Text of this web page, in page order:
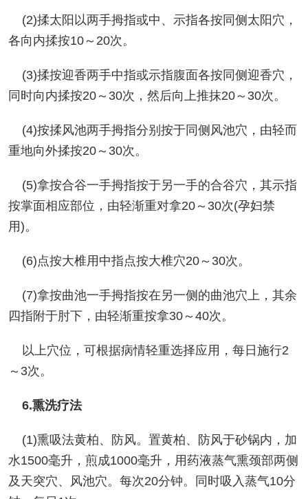
(2)揉太阳以两手拇指或中、示指各按同侧太阳穴，
各向内揉按10～20次。
(3)揉按迎香两手中指或示指腹面各按同侧迎香穴，
同时向内揉按20～30次，然后向上推抹20～30次。
(4)按揉风池两手拇指分别按于同侧风池穴，由轻而
重地向外揉按20～30次。
(5)拿按合谷一手拇指按于另一手的合谷穴，其示指
按掌面相应部位，由轻渐重对拿20～30次(孕妇禁
用)。
(6)点按大椎用中指点按大椎穴20～30次。
(7)拿按曲池一手拇指按在另一侧的曲池穴上，其余
四指附于肘下，由轻渐重按拿30～40次。
以上穴位，可根据病情轻重选择应用，每日施行2
～3次。
6.熏洗疗法
(1)熏吸法黄柏、防风。置黄柏、防风于砂锅内，加
水1500毫升，煎成1000毫升，用药液蒸气熏颈部两侧
及天突穴、风池穴。每次20分钟。同时吸入蒸气10分